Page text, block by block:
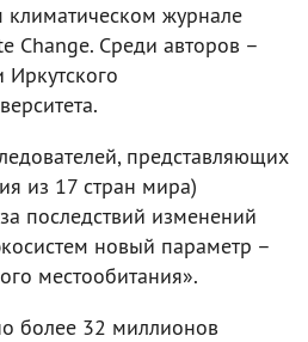
климатическом журнале
Change. Среди авторов –
представляющих
из 17 стран мира)
последствий изменений
новый параметр –
местообитания».
более 32 миллионов